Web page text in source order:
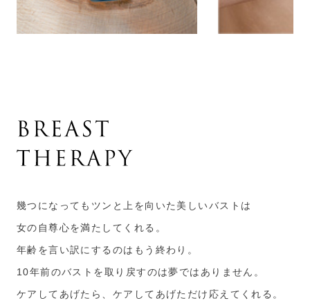
幾つになってもツンと上を向いた美しいバストは
女の自尊心を満たしてくれる。
年齢を言い訳にするのはもう終わり。
10年前のバストを取り戻すのは夢ではありません。
ケアしてあげたら、ケアしてあげただけ応えてくれる。